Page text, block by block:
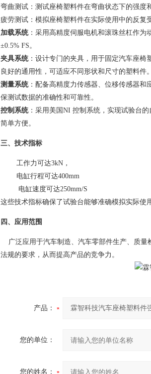
弯曲测试：测试座椅塑料件在弯曲状态下的强度
疲劳测试：模拟座椅塑料件在实际使用中的反复
加载系统：采用高精度伺服电机和滚珠丝杠作为
±0.5% FS。
夹具系统：设计专门的夹具，用于固定汽车座椅
良好的通用性，可适应不同形状和尺寸的塑料件。
测量系统：配备高精度力传感器、位移传感器和
保测试数据的准确性和可靠性。
控制系统：采用美国NI 控制系统，实现试验台
简单方便。
三、技术指标
工作力可达3kN，
电缸行程可达400mm
电缸速度可达250mm/S
这些技术指标确保了试验台能够准确模拟实际使
四、应用范围
广泛应用于汽车制造、汽车零部件生产、质量
法规的要求，从而提高产品的竞争力。
产品：
您的单位：
您的姓名：